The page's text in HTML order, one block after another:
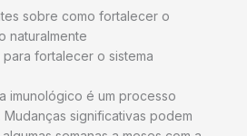
sobre como fortalecer o
naturalmente
fortalecer o sistema
imunológico é um processo
significativas podem